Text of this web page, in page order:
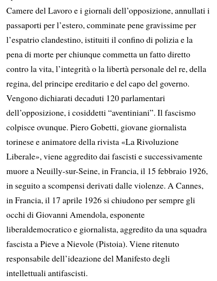
Camere del Lavoro e i giornali dell’opposizione, annullati i
passaporti per l’estero, comminate pene gravissime per
l’espatrio clandestino, istituiti il confino di polizia e la
pena di morte per chiunque commetta un fatto diretto
contro la vita, l’integrità o la libertà personale del re, della
regina, del principe ereditario e del capo del governo.
Vengono dichiarati decaduti 120 parlamentari
dell’opposizione, i cosiddetti “aventiniani”. Il fascismo
colpisce ovunque. Piero Gobetti, giovane giornalista
torinese e animatore della rivista «La Rivoluzione
Liberale», viene aggredito dai fascisti e successivamente
muore a Neuilly-sur-Seine, in Francia, il 15 febbraio 1926,
in seguito a scompensi derivati dalle violenze. A Cannes,
in Francia, il 17 aprile 1926 si chiudono per sempre gli
occhi di Giovanni Amendola, esponente
liberaldemocratico e giornalista, aggredito da una squadra
fascista a Pieve a Nievole (Pistoia). Viene ritenuto
responsabile dell’ideazione del Manifesto degli
intellettuali antifascisti.